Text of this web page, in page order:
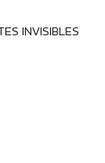
INVISIBLES